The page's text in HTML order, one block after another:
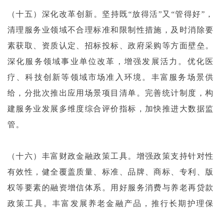
（十五）深化改革创新。坚持既“放得活”又“管得好”，
清理服务业领域不合理标准和限制性措施，及时消除要
素获取、资质认定、招标投标、政府采购等方面壁垒。
深化服务领域事业单位改革，增强发展活力。优化医
疗、科技创新等领域市场准入环境。丰富服务场景供
给，分批次推出应用场景项目清单。完善统计制度，构
建服务业发展多维度综合评价指标，加快推进大数据监
管。
（十六）丰富财政金融政策工具。增强政策支持针对性
有效性，健全覆盖质量、标准、品牌、商标、专利、版
权等要素的融资增信体系。用好服务消费与养老再贷款
政策工具。丰富发展养老金融产品，推行长期护理保